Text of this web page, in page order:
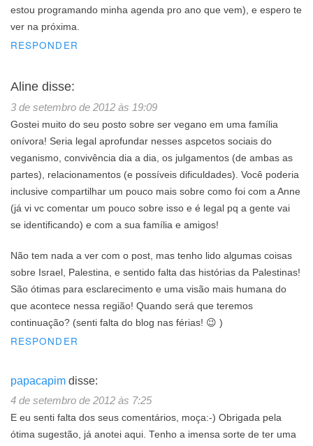
estou programando minha agenda pro ano que vem), e espero te
ver na próxima.
RESPONDER
Aline disse:
3 de setembro de 2012 às 19:09
Gostei muito do seu posto sobre ser vegano em uma família
onívora! Seria legal aprofundar nesses aspcetos sociais do
veganismo, convivência dia a dia, os julgamentos (de ambas as
partes), relacionamentos (e possíveis dificuldades). Você poderia
inclusive compartilhar um pouco mais sobre como foi com a Anne
(já vi vc comentar um pouco sobre isso e é legal pq a gente vai
se identificando) e com a sua família e amigos!
Não tem nada a ver com o post, mas tenho lido algumas coisas
sobre Israel, Palestina, e sentido falta das histórias da Palestinas!
São ótimas para esclarecimento e uma visão mais humana do
que acontece nessa região! Quando será que teremos
continuação? (senti falta do blog nas férias! 😉 )
RESPONDER
papacapim disse:
4 de setembro de 2012 às 7:25
E eu senti falta dos seus comentários, moça:-) Obrigada pela
ótima sugestão, já anotei aqui. Tenho a imensa sorte de ter uma